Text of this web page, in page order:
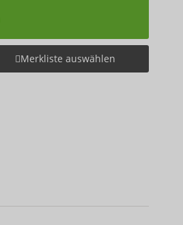
Merkliste auswählen